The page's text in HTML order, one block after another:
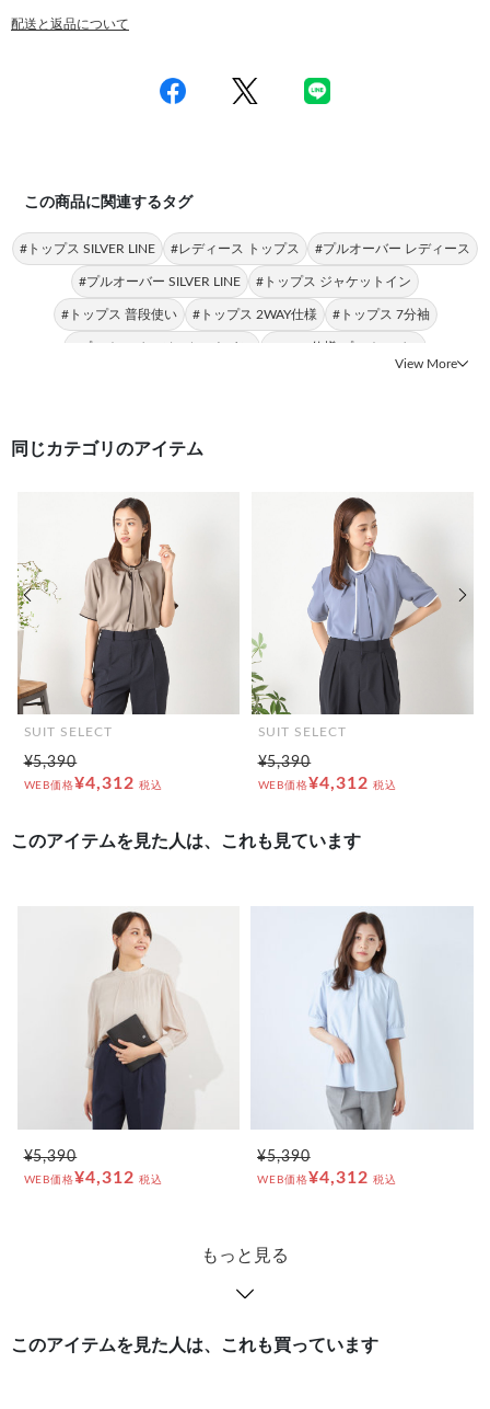
配送と返品について
この商品に関連するタグ
#トップス SILVER LINE #レディース トップス #プルオーバー レディース
#プルオーバー SILVER LINE #トップス ジャケットイン
#トップス 普段使い #トップス 2WAY仕様 #トップス 7分袖
#プルオーバー ジャケットイン
#2WAY仕様 プルオーバー
View More
同じカテゴリのアイテム
SUIT SELECT
¥5,390
WEB価格¥4,312 税込
SUIT SELECT
¥5,390
WEB価格¥4,312 税込
前の画像
このアイテムを見た人は、これも見ています
¥5,390
WEB価格¥4,312 税込
¥5,390
WEB価格¥4,312 税込
もっと見る
このアイテムを見た人は、これも買っています